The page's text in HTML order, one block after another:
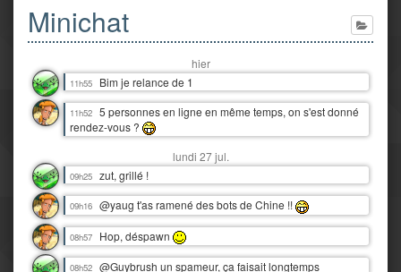
Minichat
hier
11h55 Bim je relance de 1
11h52 5 personnes en ligne en même temps, on s'est donné
rendez-vous ?
lundi 27 jul.
09h25 zut, grillé !
09h16 @yaug t'as ramené des bots de Chine !!
08h57 Hop, déspawn
08h52 @Guybrush un spameur, ça faisait longtemps